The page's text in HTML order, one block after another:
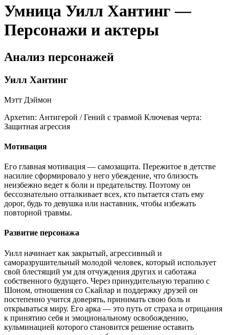
Умница Уилл Хантинг —
Персонажи и актеры
Анализ персонажей
Уилл Хантинг
Мэтт Дэймон
Архетип: Антигерой / Гений с травмой Ключевая черта:
Защитная агрессия
Мотивация
Его главная мотивация — самозащита. Пережитое в детстве
насилие сформировало у него убеждение, что близость
неизбежно ведет к боли и предательству. Поэтому он
бессознательно отталкивает всех, кто пытается стать ему
дорог, будь то девушка или наставник, чтобы избежать
повторной травмы.
Развитие персонажа
Уилл начинает как закрытый, агрессивный и
саморазрушительный молодой человек, который использует
свой блестящий ум для отчуждения других и саботажа
собственного будущего. Через принудительную терапию с
Шоном, отношения со Скайлар и поддержку друзей он
постепенно учится доверять, принимать свою боль и
открываться миру. Его арка — это путь от страха и отрицания
к принятию себя и эмоциональному освобождению,
кульминацией которого становится решение оставить